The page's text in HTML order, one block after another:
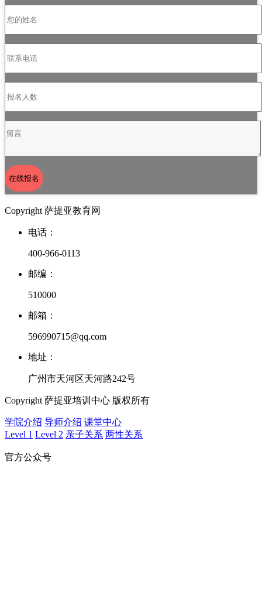
在线报名
Copyright 萨提亚教育网
电话：
400-966-0113
邮编：
510000
邮箱：
596990715@qq.com
地址：
广州市天河区天河路242号
Copyright 萨提亚培训中心 版权所有
学院介绍 导师介绍 课堂中心
Level 1 Level 2 亲子关系 两性关系
官方公众号